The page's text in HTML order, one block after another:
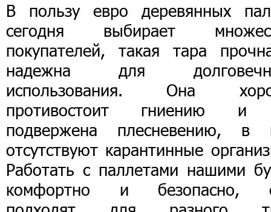
В пользу евро деревянных
сегодня выбирает
покупателей, такая тара
надежна для
использования. Она
противостоит гниению и
подвержена плесневению, в
отсутствуют карантинные
Работать с паллетами нашими
комфортно и безопасно,